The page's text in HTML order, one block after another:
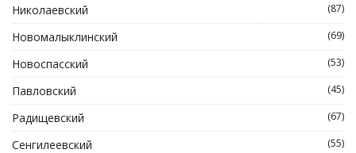
Николаевский (87)
Новомалыклинский (69)
Новоспасский (53)
Павловский (45)
Радищевский (67)
Сенгилеевский (55)